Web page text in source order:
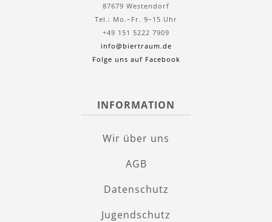
87679 Westendorf
Tel.: Mo.–Fr. 9–15 Uhr
+49 151 5222 7909
info@biertraum.de
Folge uns auf Facebook
INFORMATION
Wir über uns
AGB
Datenschutz
Jugendschutz